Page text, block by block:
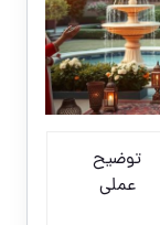
توضیح
عملی